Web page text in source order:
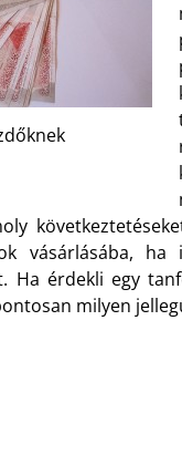
vásárlásába,
Ha érdekli egy
milyen